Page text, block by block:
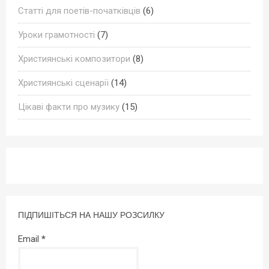
Статті для поетів-початківців (6)
Уроки грамотності (7)
Християнські композитори (8)
Християнські сценарії (14)
Цікаві факти про музику (15)
ПІДПИШІТЬСЯ НА НАШУ РОЗСИЛКУ
Email *